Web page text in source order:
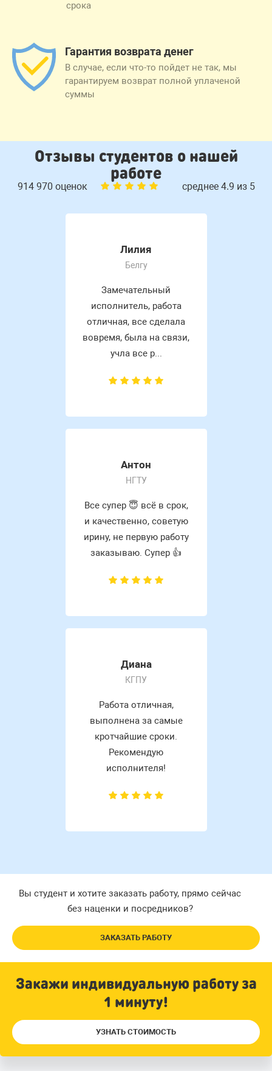
срока
Гарантия возврата денег
В случае, если что-то пойдет не так, мы
гарантируем возврат полной уплаченой
суммы
Отзывы студентов о нашей
работе
914 970 оценок среднее 4.9 из 5
Лилия
Белгу
Замечательный
исполнитель, работа
отличная, все сделала
вовремя, была на связи,
учла все р...
Антон
НГТУ
Все супер 😇 всё в срок,
и качественно, советую
ирину, не первую работу
заказываю. Супер 👍
Диана
КГПУ
Работа отличная,
выполнена за самые
кротчайшие сроки.
Рекомендую
исполнителя!
Вы студент и хотите заказать работу, прямо сейчас
без наценки и посредников?
ЗАКАЗАТЬ РАБОТУ
Закажи индивидуальную работу за
1 минуту!
УЗНАТЬ СТОИМОСТЬ